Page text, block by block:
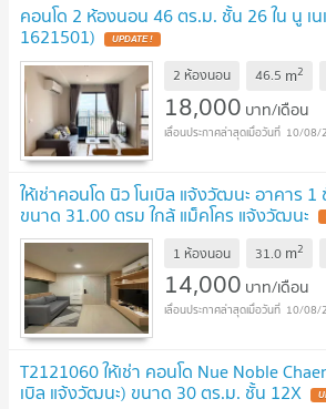
คอนโด 2 ห้องนอน 46 ตร.ม. ชั้น 26 ใน นู เ
1621501) UPDATE !
2 ห้องนอน 46.5 m2
18,000 บาท/เดือน
10/08/
ให้เช่าคอนโด นิว โนเบิล แจ้งวัฒนะ อาคาร
ขนาด 31.00 ตรม ใกล้ แม็คโคร แจ้งวัฒนะ
1 ห้องนอน 31.0 m2
14,000 บาท/เดือน
10/08/
T2121060 ให้เช่า คอนโด Nue Noble
เบิล แจ้งวัฒนะ) ขนาด 30 ตร.ม. ชั้น 12X